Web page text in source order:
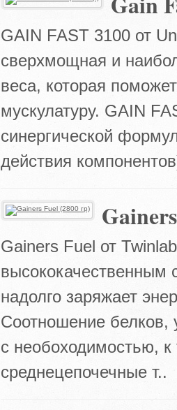
GAIN FAST 3100 от
сверхмощная и
веса, которая
мускулатуру. GAIN
синергической
действия
Gainers Fuel от
высококачественным
надолго заряжает
Соотношение белков,
с необоходимостью,
среднецепочечные т..